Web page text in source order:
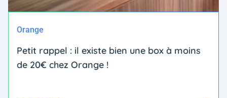
Orange
Petit rappel : il existe bien une box à moins
de 20€ chez Orange !